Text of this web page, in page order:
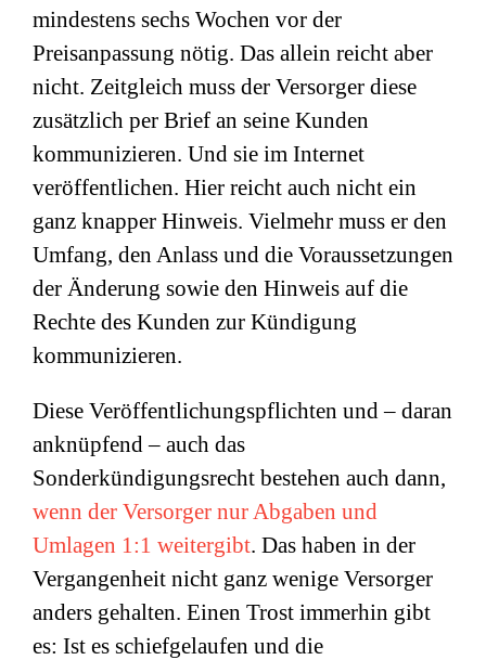
mindestens sechs Wochen vor der
Preisanpassung nötig. Das allein reicht aber
nicht. Zeitgleich muss der Versorger diese
zusätzlich per Brief an seine Kunden
kommunizieren. Und sie im Internet
veröffentlichen. Hier reicht auch nicht ein
ganz knapper Hinweis. Vielmehr muss er den
Umfang, den Anlass und die Voraussetzungen
der Änderung sowie den Hinweis auf die
Rechte des Kunden zur Kündigung
kommunizieren.
Diese Veröffentlichungspflichten und – daran
anknüpfend – auch das
Sonderkündigungsrecht bestehen auch dann,
wenn der Versorger nur Abgaben und
Umlagen 1:1 weitergibt. Das haben in der
Vergangenheit nicht ganz wenige Versorger
anders gehalten. Einen Trost immerhin gibt
es: Ist es schiefgelaufen und die